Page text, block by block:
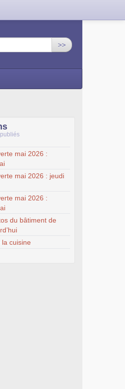
>>
mai 2026 :
mai 2026 : jeudi
mai 2026 :
du bâtiment de
cuisine